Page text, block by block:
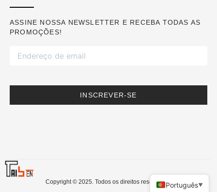
ASSINE NOSSA NEWSLETTER E RECEBA TODAS AS
PROMOÇÕES!
INSCREVER-SE
Copyright © 2025. Todos os direitos reservados.Português▼